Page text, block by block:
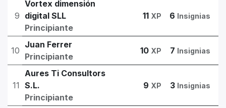
9
Vortex dimensión
digital SLL
Principiante
11 XP 6 Insignias
10
Juan Ferrer
Principiante
10 XP 7 Insignias
11
Aures Ti Consultors
S.L.
Principiante
9 XP 3 Insignias